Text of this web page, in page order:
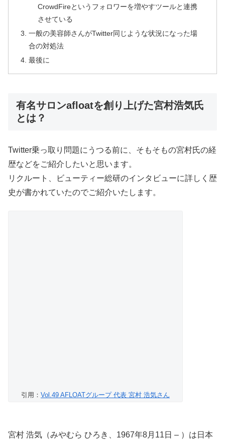
CrowdFireというフォロワーを増やすツールと連携
させている
一般の美容師さんがTwitter同じような状況になった場
合の対処法
最後に
有名サロンafloatを創り上げた宮村浩気氏
とは？
Twitter乗っ取り問題にうつる前に、そもそもの宮村氏の経
歴などをご紹介したいと思います。
リクルート、ビューティー総研のインタビューに詳しく歴
史が書かれていたのでご紹介いたします。
引用： Vol.49 AFLOATグループ 代表 宮村 浩気さん
宮村 浩気（みやむら ひろき、1967年8月11日 – ）は日本